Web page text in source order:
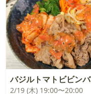
バジルトマトビビンバ
2/19 (木) 19:00〜20:00